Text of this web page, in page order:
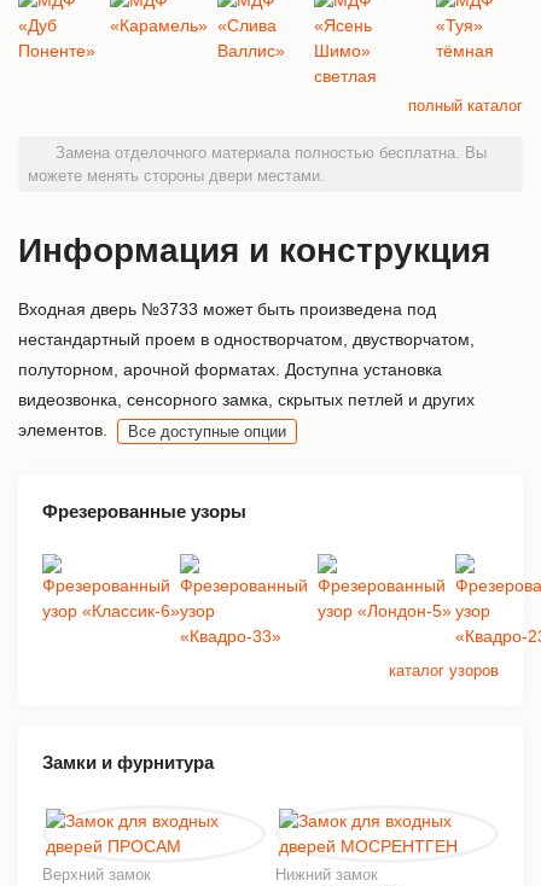
полный каталог
Замена отделочного материала полностью бесплатна. Вы
можете менять стороны двери местами.
Информация и конструкция
Входная дверь №3733 может быть произведена под
нестандартный проем в одностворчатом, двустворчатом,
полуторном, арочной форматах. Доступна установка
видеозвонка, сенсорного замка, скрытых петлей и других
элементов.
Все доступные опции
Фрезерованные узоры
каталог узоров
Замки и фурнитура
Верхний замок Нижний замок